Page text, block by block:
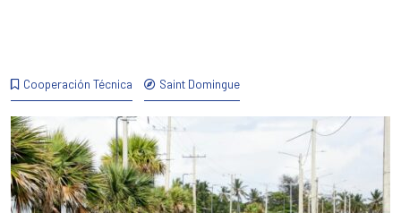
Cooperación Técnica Saint Domingue